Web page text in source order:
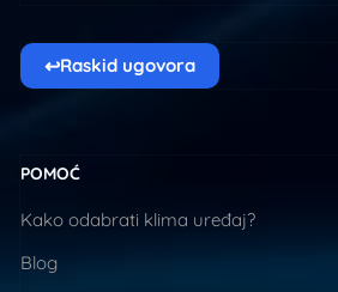
↩Raskid ugovora
POMOĆ
Kako odabrati klima uređaj?
Blog